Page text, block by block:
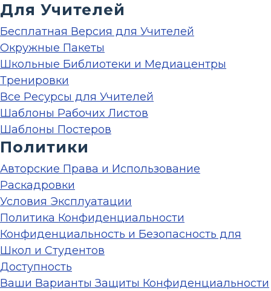
Для Учителей
Бесплатная Версия для Учителей
Окружные Пакеты
Школьные Библиотеки и Медиацентры
Тренировки
Все Ресурсы для Учителей
Шаблоны Рабочих Листов
Шаблоны Постеров
Политики
Авторские Права и Использование
Раскадровки
Условия Эксплуатации
Политика Конфиденциальности
Конфиденциальность и Безопасность для
Школ и Студентов
Доступность
Ваши Варианты Защиты Конфиденциальности